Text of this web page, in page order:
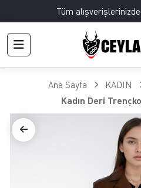
Tüm alışverişlerinizde
Ana Sayfa KADIN
Kadın Deri